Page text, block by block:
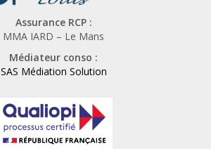
Assurance RCP :
MMA IARD – Le Mans
Médiateur conso :
SAS Médiation Solution